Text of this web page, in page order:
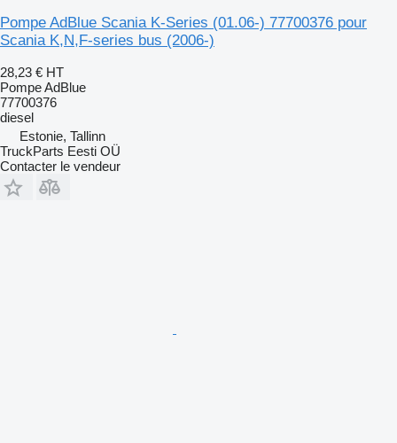
Pompe AdBlue Scania K-Series (01.06-) 77700376 pour
Scania K,N,F-series bus (2006-)
28,23 € HT
Pompe AdBlue
77700376
diesel
Estonie, Tallinn
TruckParts Eesti OÜ
Contacter le vendeur